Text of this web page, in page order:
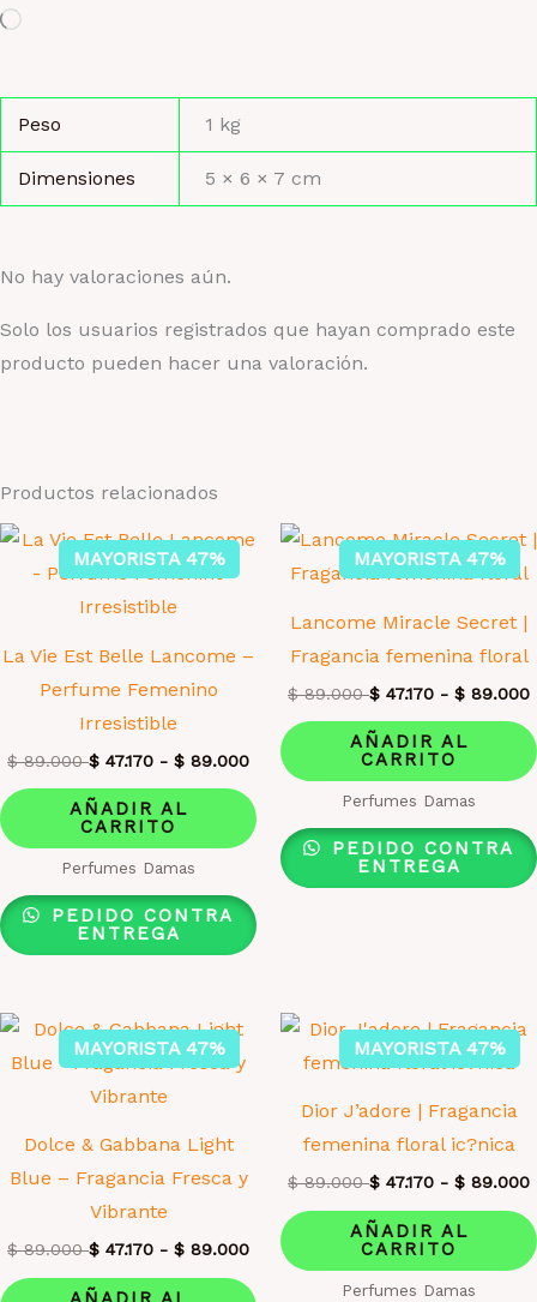
Cargando...
Peso 1 kg
Dimensiones 5 × 6 × 7 cm
No hay valoraciones aún.
Solo los usuarios registrados que hayan comprado este
producto pueden hacer una valoración.
Productos relacionados
MAYORISTA 47%
La Vie Est Belle Lancome –
Perfume Femenino
Irresistible
$89.000 $ 47.170 - $ 89.000
AÑADIR AL
CARRITO
Perfumes Damas
PEDIDO CONTRA
ENTREGA
MAYORISTA 47%
Lancome Miracle Secret |
Fragancia femenina floral
$89.000 $ 47.170 - $ 89.000
AÑADIR AL
CARRITO
Perfumes Damas
PEDIDO CONTRA
ENTREGA
MAYORISTA 47%
Dolce & Gabbana Light
Blue – Fragancia Fresca y
Vibrante
$89.000 $ 47.170 - $ 89.000
MAYORISTA 47%
Dior J’adore | Fragancia
femenina floral ic?nica
$89.000 $ 47.170 - $ 89.000
AÑADIR AL
CARRITO
Perfumes Damas